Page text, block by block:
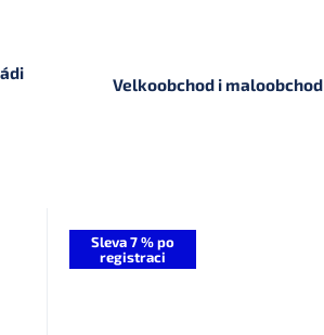
Velkoobchod i maloobchod
Sleva 7 % po
registraci